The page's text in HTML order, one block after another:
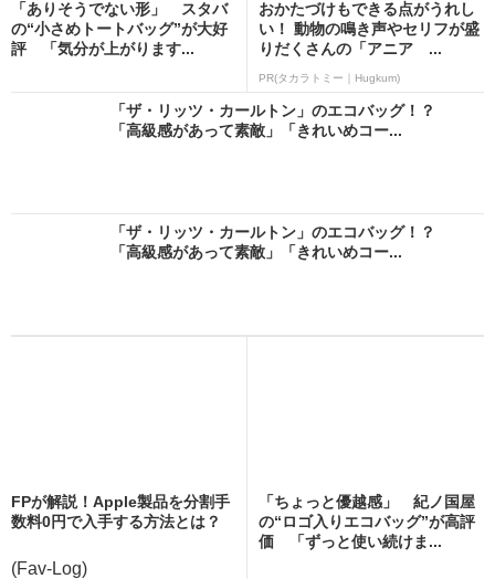
「ありそうでない形」 スタバ
の“小さめトートバッグ”が大好
評 「気分が上がります...
おかたづけもできる点がうれし
い！ 動物の鳴き声やセリフが盛
りだくさんの「アニア ...
PR(タカラトミー｜Hugkum)
「ザ・リッツ・カールトン」のエコバッグ！？
「高級感があって素敵」「きれいめコー...
「ザ・リッツ・カールトン」のエコバッグ！？
「高級感があって素敵」「きれいめコー...
FPが解説！Apple製品を分割手
数料0円で入手する方法とは？
(Fav-Log)
「ちょっと優越感」 紀ノ国屋
の“ロゴ入りエコバッグ”が高評
価 「ずっと使い続けま...